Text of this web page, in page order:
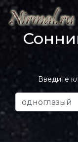
Введите